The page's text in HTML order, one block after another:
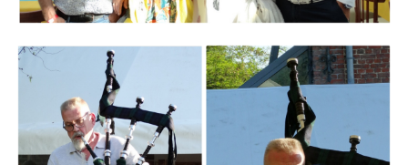
Branding
ARMCHAIR